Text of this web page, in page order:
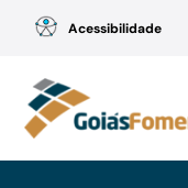
conteúdo
Acessibilidade